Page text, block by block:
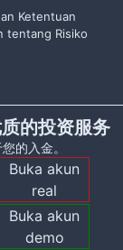
Ketentuan
tentang Risiko
的投资服务
的入金。
Buka akun
real
Buka akun
demo